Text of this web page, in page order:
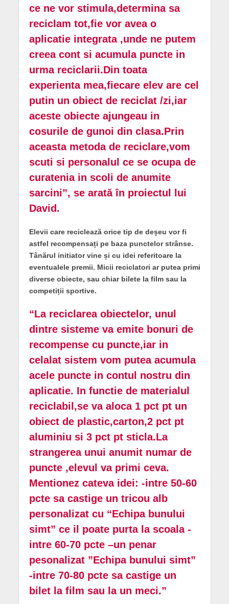
ce ne vor stimula,determina sa
reciclam tot,fie vor avea o
aplicatie integrata ,unde ne putem
creea cont si acumula puncte in
urma reciclarii.Din toata
experienta mea,fiecare elev are cel
putin un obiect de reciclat /zi,iar
aceste obiecte ajungeau in
cosurile de gunoi din clasa.Prin
aceasta metoda de reciclare,vom
scuti si personalul ce se ocupa de
curatenia in scoli de anumite
sarcini”, se arată în proiectul lui
David.
Elevii care reciclează orice tip de deșeu vor fi
astfel recompensați pe baza punctelor strânse.
Tânărul initiator vine și cu idei referitoare la
eventualele premii. Micii reciclatori ar putea primi
diverse obiecte, sau chiar bilete la film sau la
competiții sportive.
“La reciclarea obiectelor, unul
dintre sisteme va emite bonuri de
recompense cu puncte,iar in
celalat sistem vom putea acumula
acele puncte in contul nostru din
aplicatie. In functie de materialul
reciclabil,se va aloca 1 pct pt un
obiect de plastic,carton,2 pct pt
aluminiu si 3 pct pt sticla.La
strangerea unui anumit numar de
puncte ,elevul va primi ceva.
Mentionez cateva idei: -intre 50-60
pcte sa castige un tricou alb
personalizat cu “Echipa bunului
simt” ce il poate purta la scoala -
intre 60-70 pcte –un penar
pesonalizat ”Echipa bunului simt”
-intre 70-80 pcte sa castige un
bilet la film sau la un meci.”